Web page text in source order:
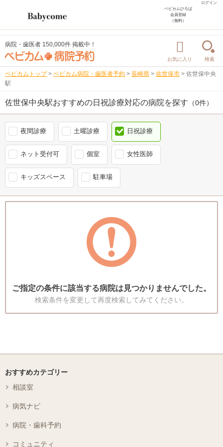
ログイン
ベビカムひろば
会員登録
（無料）
病院・歯医者 150,000件 掲載中！
お気に入り 検索
ベビカムトップ > ベビカム病院・歯医者予約 > 長崎県 > 佐世保市 > 佐世保中央
駅
佐世保中央駅おすすめの日祝診療対応の病院を探す （0件）
夜間診療 土曜診療 日祝診療
ネット受付可 個室 女性医師
キッズスペース 駐車場
ご指定の条件に該当する病院は見つかりませんでした。
検索条件を変更して再度検索してみてください。
おすすめカテゴリー
相談室
病気ナビ
病院・歯科予約
コミュニティ